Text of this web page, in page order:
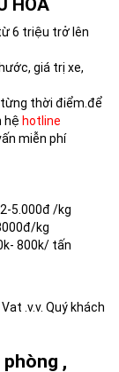
HOẢ
6 triệu trở lên
giá trị xe,
thời điểm.để
hệ hotline
miễn phí
5.000đ /kg
kg
800k/ tấn
.v.v. Quý khách
,